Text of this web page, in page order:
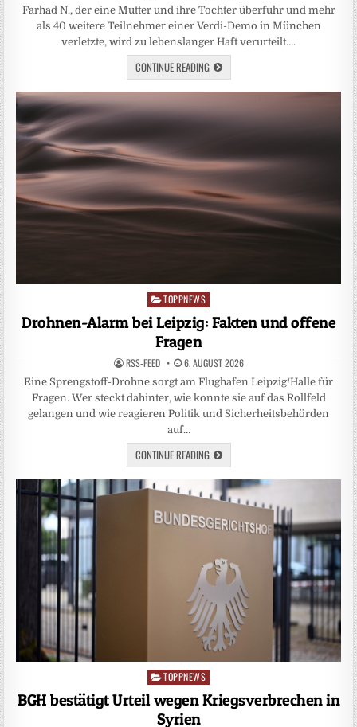
Farhad N., der eine Mutter und ihre Tochter überfuhr und mehr
als 40 weitere Teilnehmer einer Verdi-Demo in München
verletzte, wird zu lebenslanger Haft verurteilt….
CONTINUE READING
Posted
in
TOPPNEWS
Drohnen-Alarm bei Leipzig: Fakten und offene
Fragen
RSS-FEED 6. AUGUST 2026
Eine Sprengstoff-Drohne sorgt am Flughafen Leipzig/Halle für
Fragen. Wer steckt dahinter, wie konnte sie auf das Rollfeld
gelangen und wie reagieren Politik und Sicherheitsbehörden
auf…
CONTINUE READING
Posted
in
TOPPNEWS
BGH bestätigt Urteil wegen Kriegsverbrechen in
Syrien